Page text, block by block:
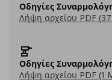
Οδηγίες
Λήψη αρχείου PDF
Οδηγίες
Λήψη αρχείου PDF (1